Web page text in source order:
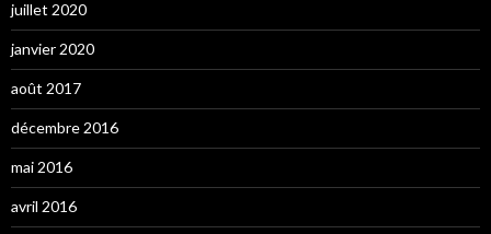
juillet 2020
janvier 2020
août 2017
décembre 2016
mai 2016
avril 2016